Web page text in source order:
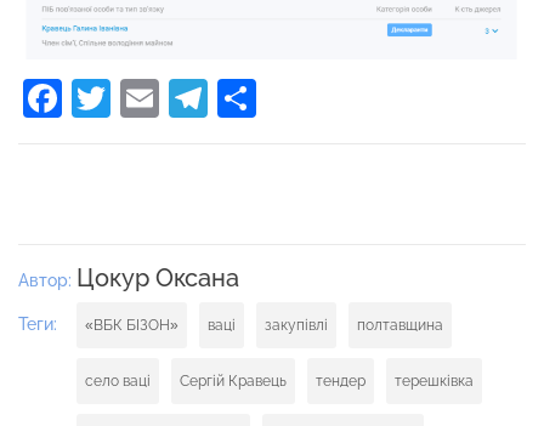
Facebook
Twitter
EmailTelegram
Автор: Цокур Оксана
Теги: «ВБК БІЗОН» ваці закупівлі полтавщина
село ваці Сергій Кравець тендер терешківка